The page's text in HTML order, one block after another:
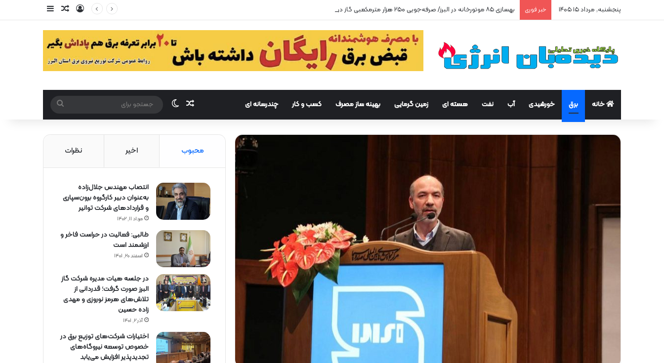
پنجشنبه, مرداد ۱۵ ۱۴۰۵ خبر فوری بهسازی ۸۵ موتورخانه در البرز/ صرفه‌جویی ۲۵۰ هزار مترمکعبی گاز در سه ماه ورود مقاله تصادفی
خانه برق خورشیدی آب نفت هسته ای زمین گرمایی بهینه ساز مصرف کسب و کار چندرسانه ای مقاله تصادفی
تغییر پوست
برای
محبوب اخیر نظرات
انتصاب مهندس جلال‌زاده
به‌عنوان دبیر كارگروه برون‌سپاری
و قراردادهای شركت توانیر
مرداد ۱۱, ۱۴۰۲
طالبی: فعالیت در حراست فاخر و
ارزشمند است
اسفند ۲۰, ۱۴۰۱
در جلسه هیات مدیره شرکت گاز
البرز صورت گرفت؛ قدردانی از
تلاش‌های هرمز نوروزی و مهدی
زاده حسین
آذر ۲, ۱۴۰۱
اختیارات شرکت‌های توزیع برق در
خصوص توسعه نیروگاه‌های
تجدیدپذیر افزایش می‌یابد